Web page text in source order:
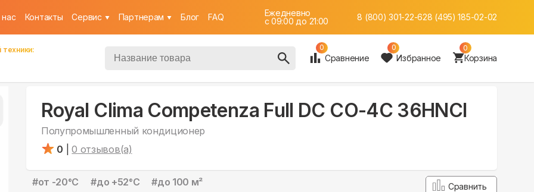
Контакты Cервис Партнерам Блог FAQ
Ежедневно
c 09:00 до 21:00
8 (800) 301-22-628 (495) 185-02-02
0
Сравнение
0
Избранное
0
Корзина
Royal Clima Competenza Full DC CO-4C 36HNCI
Полупромышленный кондиционер
0
0 отзывов(а)
#от -20°С #до +52°С #до 100 м² Сравнить